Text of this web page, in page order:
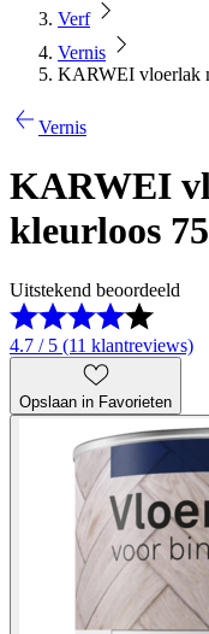
Verf
Vernis
KARWEI vloerlak
Vernis
KARWEI
kleurloos
Uitstekend beoordeeld
4.7 / 5 (11 klantreviews)
Opslaan in Favorieten